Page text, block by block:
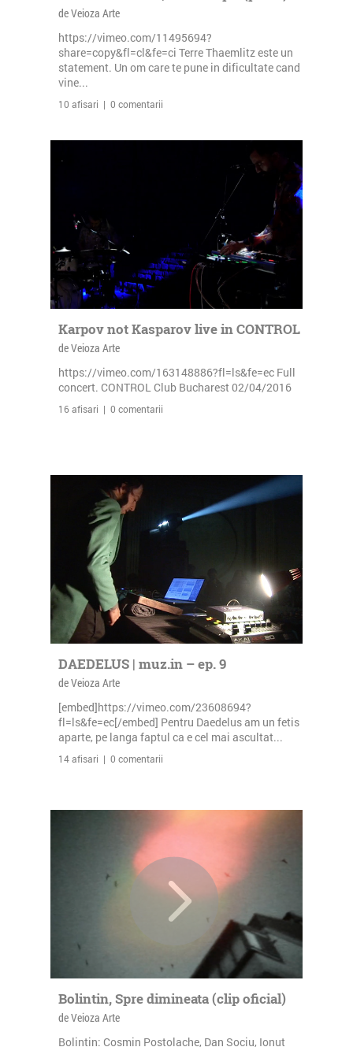
de Veioza Arte
https://vimeo.com/11495694?
share=copy&fl=cl&fe=ci Terre Thaemlitz este un
statement. Un om care te pune in dificultate cand
vine...
10 afisari | 0 comentarii
Karpov not Kasparov live in CONTROL
de Veioza Arte
https://vimeo.com/163148886?fl=ls&fe=ec Full
concert. CONTROL Club Bucharest 02/04/2016
16 afisari | 0 comentarii
DAEDELUS | muz.in – ep. 9
de Veioza Arte
[embed]https://vimeo.com/23608694?
fl=ls&fe=ec[/embed] Pentru Daedelus am un fetis
aparte, pe langa faptul ca e cel mai ascultat...
14 afisari | 0 comentarii
Bolintin, Spre dimineata (clip oficial)
de Veioza Arte
Bolintin: Cosmin Postolache, Dan Sociu, Ionut